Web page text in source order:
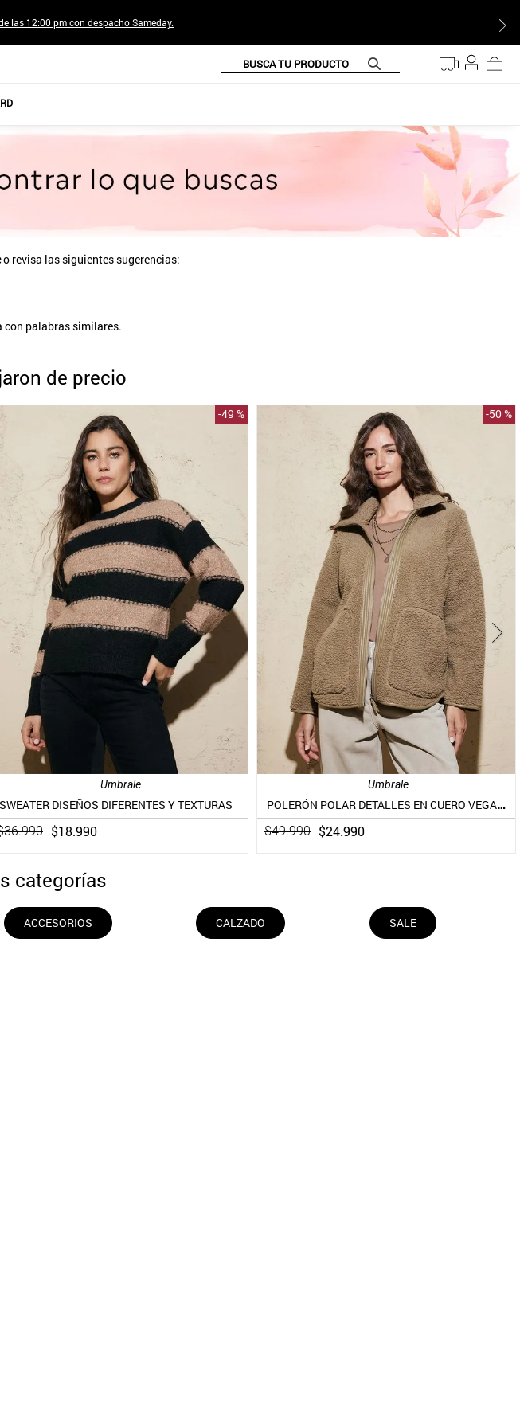
las 12:00 pm con despacho Sameday.
BUSCA TU PRODUCTO
o revisa las siguientes sugerencias:
con palabras similares.
de precio
-49 %
Umbrale
SWEATER DISEÑOS DIFERENTES Y TEXTURAS
36.990 $18.990
-50 %
Umbrale
POLERÓN POLAR DETALLES EN CUERO VEGANO
$49.990 $24.990
categorías
ACCESORIOS CALZADO SALE